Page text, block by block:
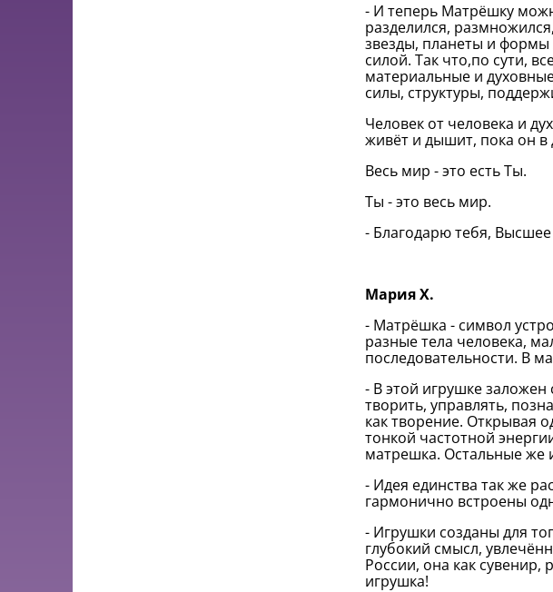
- И теперь Матрёшку
разделился,
звезды, планеты и формы
силой. Так что,по сути,
материальные и
силы, структуры,
Человек от человека и
живёт и дышит, пока он в
Весь мир - это есть Ты.
Ты - это весь мир.
- Благодарю тебя,
Мария Х.
- Матрёшка - символ
разные тела человека,
последовательности. В
- В этой игрушке заложен
творить, управлять,
как творение. Открывая
тонкой частотной
матрешка. Остальные же
- Идея единства так же
гармонично встроены
- Игрушки созданы для
глубокий смысл,
России, она как
игрушка!